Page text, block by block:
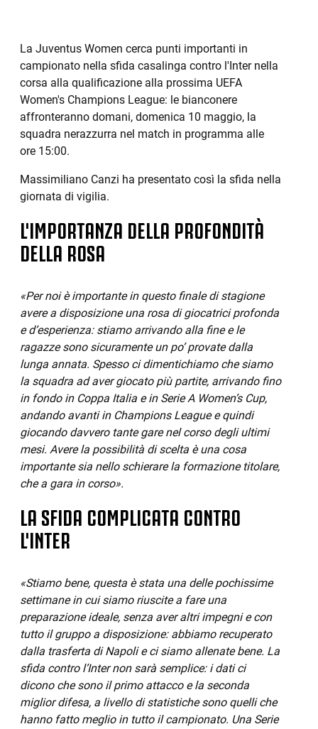
La Juventus Women cerca punti importanti in
campionato nella sfida casalinga contro l'Inter nella
corsa alla qualificazione alla prossima UEFA
Women's Champions League: le bianconere
affronteranno domani, domenica 10 maggio, la
squadra nerazzurra nel match in programma alle
ore 15:00.
Massimiliano Canzi ha presentato così la sfida nella
giornata di vigilia.
L'IMPORTANZA DELLA PROFONDITÀ
DELLA ROSA
«Per noi è importante in questo finale di stagione
avere a disposizione una rosa di giocatrici profonda
e d’esperienza: stiamo arrivando alla fine e le
ragazze sono sicuramente un po’ provate dalla
lunga annata. Spesso ci dimentichiamo che siamo
la squadra ad aver giocato più partite, arrivando fino
in fondo in Coppa Italia e in Serie A Women’s Cup,
andando avanti in Champions League e quindi
giocando davvero tante gare nel corso degli ultimi
mesi. Avere la possibilità di scelta è una cosa
importante sia nello schierare la formazione titolare,
che a gara in corso».
LA SFIDA COMPLICATA CONTRO
L'INTER
«Stiamo bene, questa è stata una delle pochissime
settimane in cui siamo riuscite a fare una
preparazione ideale, senza aver altri impegni e con
tutto il gruppo a disposizione: abbiamo recuperato
dalla trasferta di Napoli e ci siamo allenate bene. La
sfida contro l’Inter non sarà semplice: i dati ci
dicono che sono il primo attacco e la seconda
miglior difesa, a livello di statistiche sono quelli che
hanno fatto meglio in tutto il campionato. Una Serie